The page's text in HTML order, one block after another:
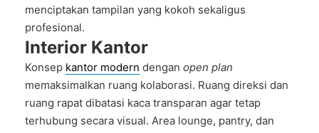
menciptakan tampilan yang kokoh sekaligus
profesional.
Interior Kantor
Konsep kantor modern dengan open plan
memaksimalkan ruang kolaborasi. Ruang direksi dan
ruang rapat dibatasi kaca transparan agar tetap
terhubung secara visual. Area lounge, pantry, dan